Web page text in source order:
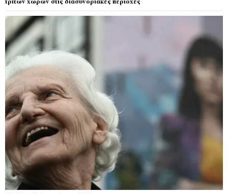
τρίτων χωρών στις διασυνοριακές περιοχές